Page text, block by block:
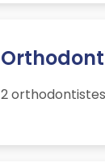
2 orthodontistes